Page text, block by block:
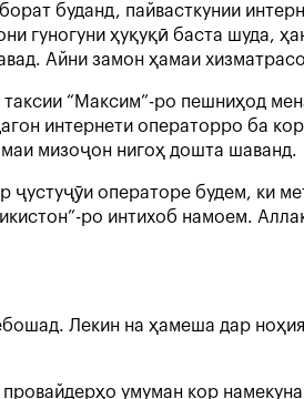
буданд, пайвасткунии
гуногуни ҳуқуқӣ баста шуда,
Айни замон ҳамаи
“Максим”-ро пешниҳод
интернети операторро ба
мизоҷон нигоҳ дошта шаванд.
операторе будем, ки
ро интихоб намоем.
Лекин на ҳамеша дар
умуман кор